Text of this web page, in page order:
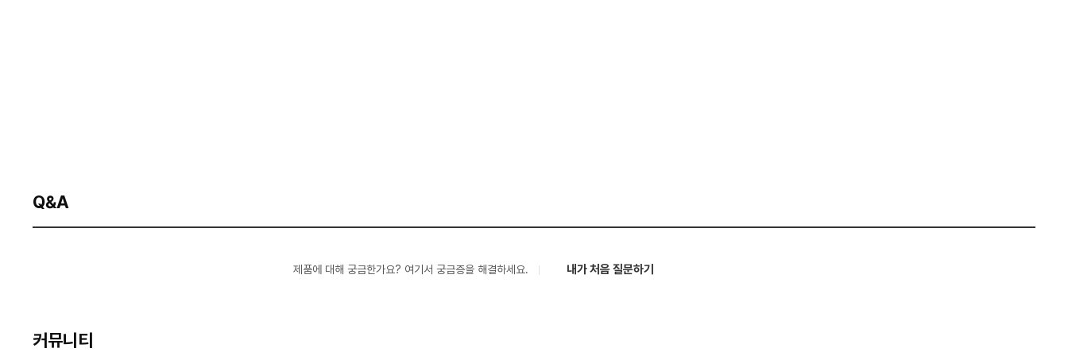
Q&A
제품에 대해 궁금한가요? 여기서 궁금증을 해결하세요. 내가 처음 질문하기
커뮤니티